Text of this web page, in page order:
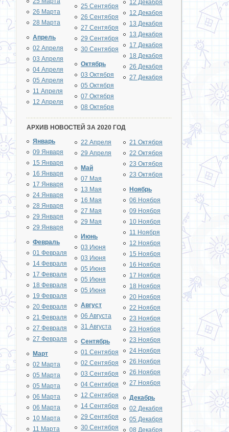
26 Марта
28 Марта
Апрель
02 Апреля
03 Апреля
04 Апреля
05 Апреля
11 Апреля
12 Апреля
25 Сентября
26 Сентября
27 Сентября
29 Сентября
30 Сентября
Октябрь
03 Октября
05 Октября
07 Октября
08 Октября
12 Декабря
12 Декабря
13 Декабря
13 Декабря
17 Декабря
18 Декабря
26 Декабря
27 Декабря
АРХИВ НОВОСТЕЙ ЗА 2020 ГОД
Январь
09 Января
15 Января
16 Января
17 Января
24 Января
28 Января
29 Января
29 Января
Февраль
01 Февраля
14 Февраля
17 Февраля
18 Февраля
19 Февраля
20 Февраля
21 Февраля
27 Февраля
27 Февраля
Март
02 Марта
05 Марта
05 Марта
06 Марта
06 Марта
10 Марта
11 Марта
22 Апреля
29 Апреля
Май
07 Мая
13 Мая
16 Мая
27 Мая
29 Мая
Июнь
03 Июня
03 Июня
05 Июня
05 Июня
05 Июня
Август
06 Августа
31 Августа
Сентябрь
01 Сентября
02 Сентября
03 Сентября
04 Сентября
12 Сентября
14 Сентября
29 Сентября
30 Сентября
21 Октября
22 Октября
23 Октября
23 Октября
Ноябрь
06 Ноября
09 Ноября
10 Ноября
11 Ноября
12 Ноября
15 Ноября
16 Ноября
17 Ноября
18 Ноября
20 Ноября
22 Ноября
23 Ноября
23 Ноября
23 Ноября
24 Ноября
26 Ноября
26 Ноября
27 Ноября
Декабрь
02 Декабря
05 Декабря
08 Декабря